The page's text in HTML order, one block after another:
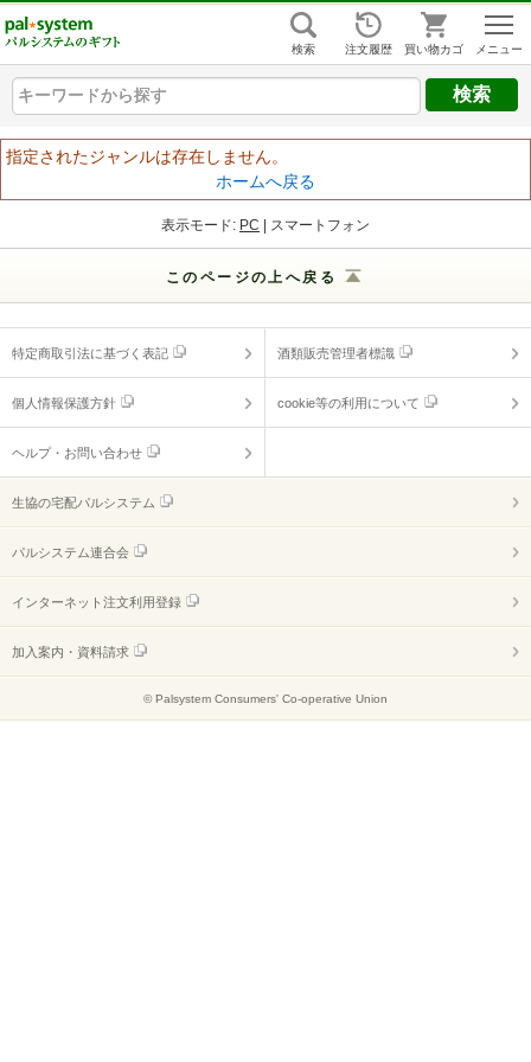
検索 注文履歴 買い物カゴ
組合員ログイン はじめての方
ヘルプ
ご利用ガイド
よくあるご質問（ギフトに関する情報）
ヘルプ・お問い合わせ
キーワードから探す
キーワードから探す
キーワードから探す
指定されたジャンルは存在しません。
ホームへ戻る
表示モード: PC | スマートフォン
このページの上へ戻る
特定商取引法に基づく表記 酒類販売管理者標識
個人情報保護方針 cookie等の利用について
ヘルプ・お問い合わせ
生協の宅配パルシステム
パルシステム連合会
インターネット注文利用登録
加入案内・資料請求
© Palsystem Consumers' Co-operative Union